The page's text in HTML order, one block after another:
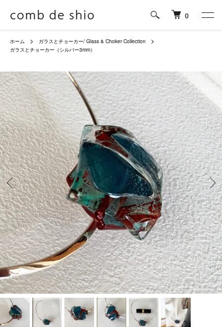
0
ホーム
ガラスとチョーカー/ Glass & Choker Collection
ガラスとチョーカー（シルバー3mm）